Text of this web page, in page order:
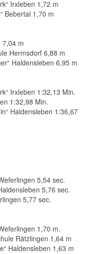
Irxleben 1,72 m
Bebertal 1,70 m
7,04 m
Hermsdorf 6,88 m
Haldensleben 6,95 m
Irxleben 1:32,13 Min.
1:32,98 Min.
Haldensleben 1:36,67
5,54 sec.
5,76 sec.
5,77 sec.
1,70 m.
Rätzlingen 1,64 m
Haldensleben 1,63 m